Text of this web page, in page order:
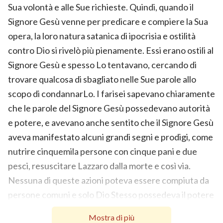
Sua volontà e alle Sue richieste. Quindi, quando il
Signore Gesù venne per predicare e compiere la Sua
opera, la loro natura satanica di ipocrisia e ostilità
contro Dio si rivelò più pienamente. Essi erano ostili al
Signore Gesù e spesso Lo tentavano, cercando di
trovare qualcosa di sbagliato nelle Sue parole allo
scopo di condannarLo. I farisei sapevano chiaramente
che le parole del Signore Gesù possedevano autorità
e potere, e avevano anche sentito che il Signore Gesù
aveva manifestato alcuni grandi segni e prodigi, come
nutrire cinquemila persone con cinque pani e due
pesci, resuscitare Lazzaro dalla morte e così via.
Nessuna di queste azioni poteva essere compiuta da
persone comuni e solo Dio Stesso possedeva il potere
e l’autorità per realizzarle. Tuttavia, i farisei aderivano
Mostra di più